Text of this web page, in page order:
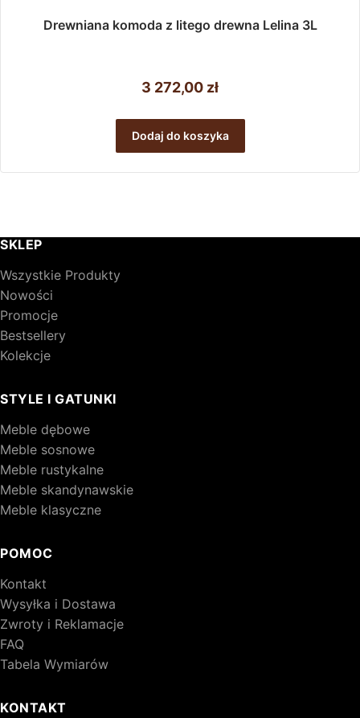
Drewniana komoda z litego drewna Lelina 3L
3 272,00 zł
Dodaj do koszyka
SKLEP
Wszystkie Produkty
Nowości
Promocje
Bestsellery
Kolekcje
STYLE I GATUNKI
Meble dębowe
Meble sosnowe
Meble rustykalne
Meble skandynawskie
Meble klasyczne
POMOC
Kontakt
Wysyłka i Dostawa
Zwroty i Reklamacje
FAQ
Tabela Wymiarów
KONTAKT